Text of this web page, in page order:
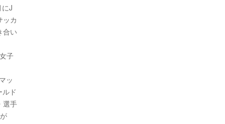
J
ッカ
合い
子
ッ
ド
選手